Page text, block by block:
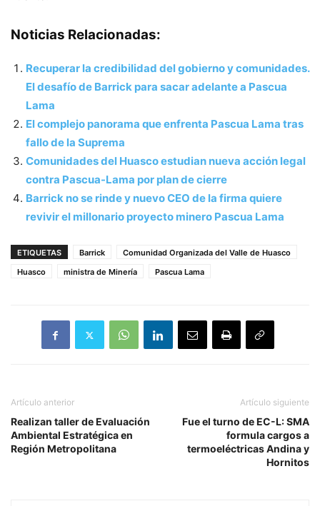
Noticias Relacionadas:
Recuperar la credibilidad del gobierno y comunidades.
El desafío de Barrick para sacar adelante a Pascua
Lama
El complejo panorama que enfrenta Pascua Lama tras
fallo de la Suprema
Comunidades del Huasco estudian nueva acción legal
contra Pascua-Lama por plan de cierre
Barrick no se rinde y nuevo CEO de la firma quiere
revivir el millonario proyecto minero Pascua Lama
ETIQUETAS Barrick
Comunidad Organizada del Valle de Huasco
Huasco
ministra de Minería Pascua Lama
Artículo anterior
Realizan taller de Evaluación
Ambiental Estratégica en
Región Metropolitana
Artículo siguiente
Fue el turno de EC-L: SMA
formula cargos a
termoeléctricas Andina y
Hornitos